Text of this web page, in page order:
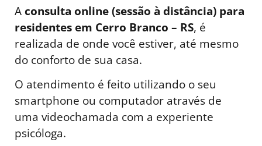
Aconsulta online (sessão à distância) para
residentes em Cerro Branco – RS, é
realizada de onde você estiver, até mesmo
do conforto de sua casa.
O atendimento é feito utilizando o seu
smartphone ou computador através de
uma videochamada com a experiente
psicóloga.